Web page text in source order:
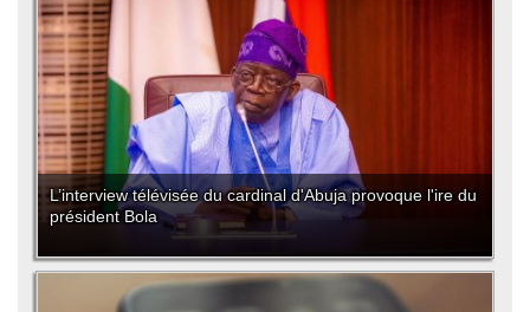
L’interview télévisée du cardinal d'Abuja provoque l'ire du
président Bola